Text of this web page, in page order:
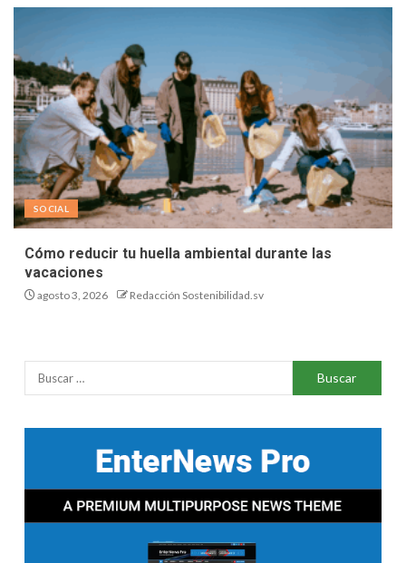
SOCIAL
Cómo reducir tu huella ambiental durante las
vacaciones
agosto 3, 2026 Redacción Sostenibilidad.sv